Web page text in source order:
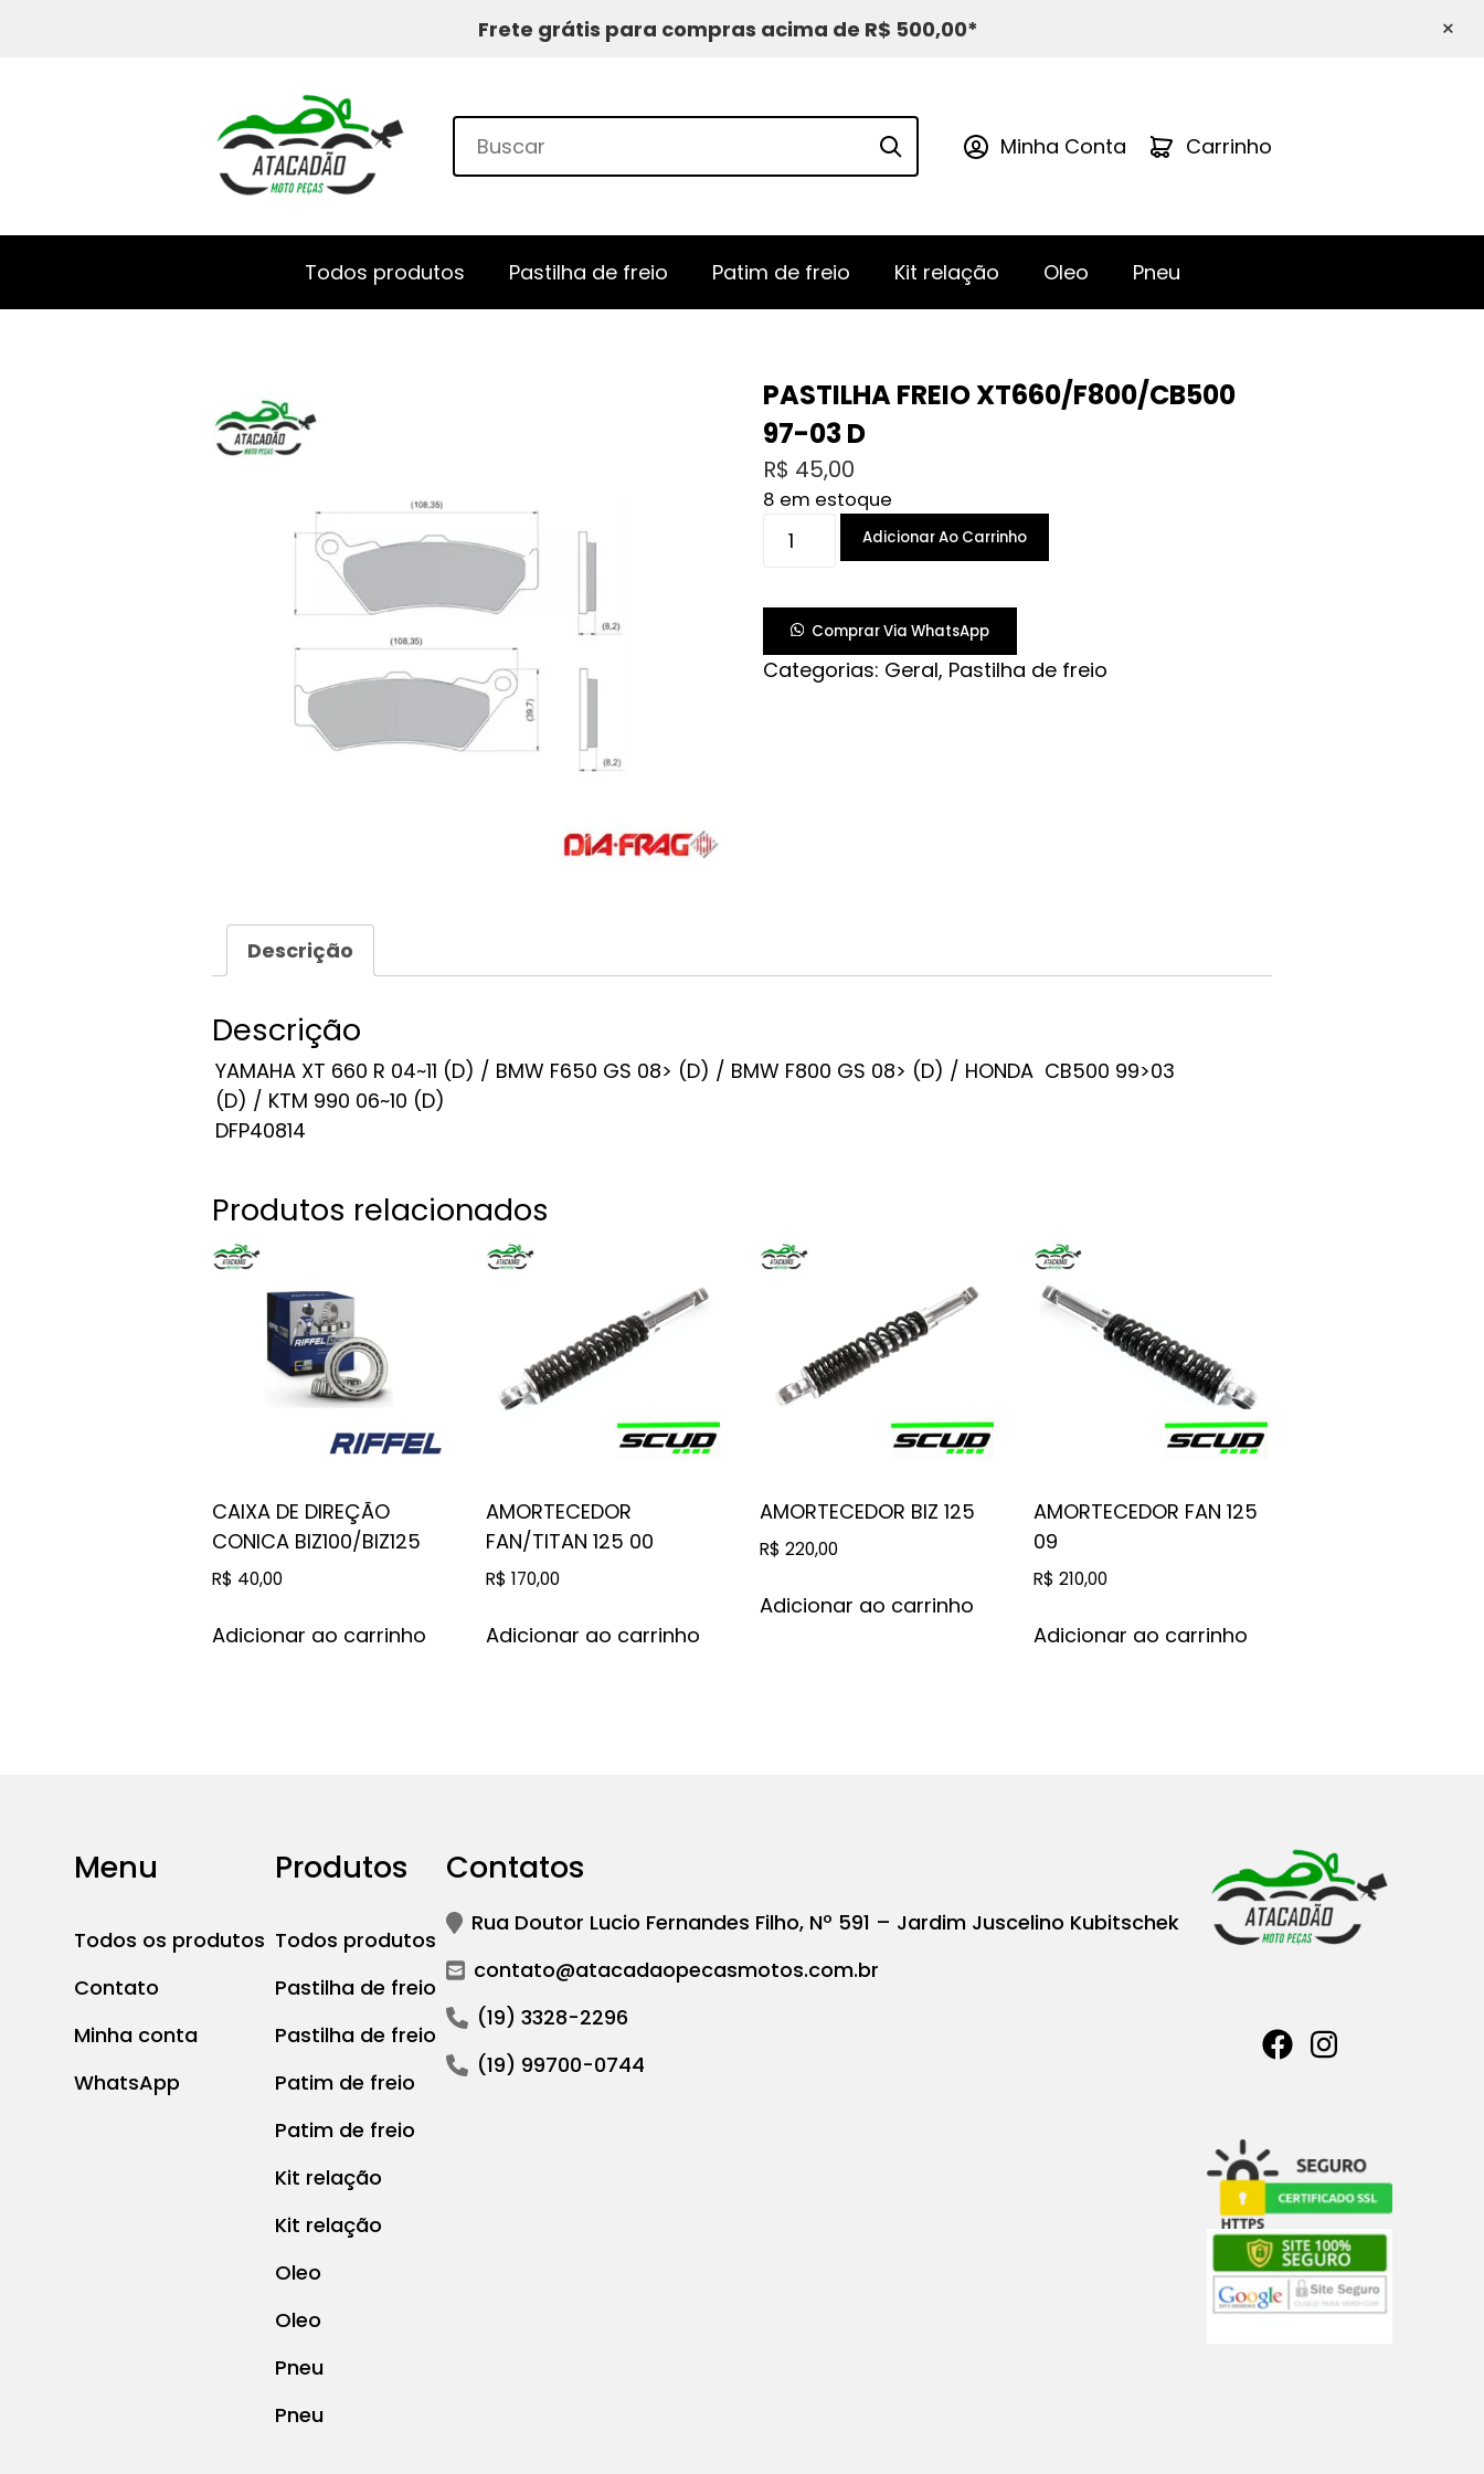
Frete grátis para compras acima de R$ 500,00* ×
Minha Conta Carrinho
Todos produtos Pastilha de freio Patim de freio Kit relação Oleo Pneu
PASTILHA FREIO XT660/F800/CB500
97-03 D
R$ 45,00
8 em estoque
PASTILHA
97-
D
Adicionar Ao Carrinho
Comprar Via WhatsApp
Categorias: Geral, Pastilha de freio
Descrição
Descrição
YAMAHA XT 660 R 04~11 (D) / BMW F650 GS 08> (D) / BMW F800 GS 08> (D) / HONDA CB500 99>03
(D) / KTM 990 06~10 (D)
DFP40814
Produtos relacionados
CAIXA DE DIREÇÃO
CONICA BIZ100/BIZ125
R$ 40,00
Adicionar ao carrinho
AMORTECEDOR
FAN/TITAN 125 00
R$ 170,00
Adicionar ao carrinho
AMORTECEDOR BIZ 125
R$ 220,00
Adicionar ao carrinho
AMORTECEDOR FAN 125
09
R$ 210,00
Adicionar ao carrinho
Menu
Todos os produtos
Contato
Minha conta
WhatsApp
Produtos
Todos produtos
Pastilha de freio
Pastilha de freio
Patim de freio
Patim de freio
Kit relação
Kit relação
Oleo
Oleo
Pneu
Pneu
Contatos
Rua Doutor Lucio Fernandes Filho, Nº 591 – Jardim Juscelino Kubitschek
contato@atacadaopecasmotos.com.br
(19) 3328-2296
(19) 99700-0744